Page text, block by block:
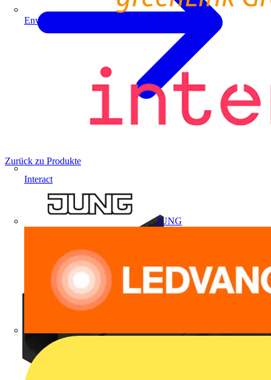
Enwitec
Interact
JUNG
Zurück zu Produkte